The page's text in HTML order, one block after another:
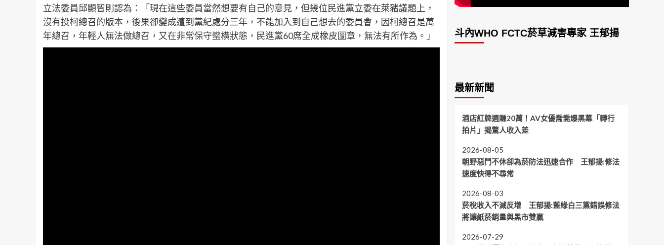
立法委員邱顯智則認為：「現在這些委員當然想要有自己的意見，但幾位民進黨立委在萊豬議題上，
沒有投柯總召的版本，後果卻變成遭到黨紀處分三年，不能加入到自己想去的委員會，因柯總召是萬
年總召，年輕人無法做總召，又在非常保守蠻橫狀態，民進黨60席全成橡皮圖章，無法有所作為。」
斗內WHO FCTC菸草減害專家 王郁揚
最新新聞
酒店紅牌週賺20萬！AV女優喬喬爆黑幕「轉行
拍片」揭驚人收入差
2026-08-05
朝野惡鬥不休卻為菸防法迅速合作 王郁揚:修法
速度快得不尋常
2026-08-03
菸稅收入不減反增 王郁揚:藍綠白三黨錯誤修法
將讓紙菸銷量與黑市雙贏
2026-07-29